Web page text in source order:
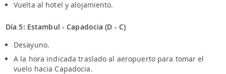
Vuelta al hotel y alojamiento.
Día 5: Estambul - Capadocia (D - C)
Desayuno.
A la hora indicada traslado al aeropuerto para tomar el
vuelo hacia Capadocia.